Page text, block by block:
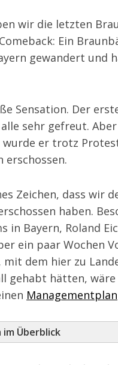
wir die letzten
Ein
gewandert und
Sensation. Der
sehr gefreut.
wurde er trotz
erschossen.
Zeichen, dass wir
haben.
in Bayern, Roland
ein paar Wochen
dem hier zu
gehabt hätten,
Managementplan
Überblick